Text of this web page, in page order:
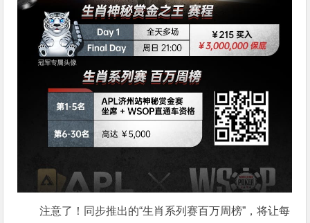
注意了！同步推出的“生肖系列赛百万周榜”，将让每